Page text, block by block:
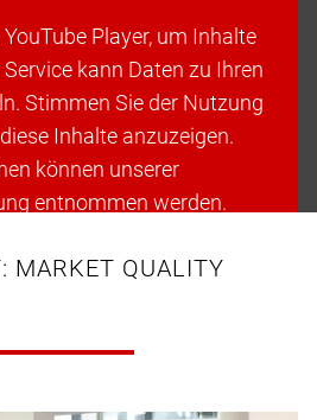
Player, um Inhalte
kann Daten zu Ihren
Stimmen Sie der Nutzung
Inhalte anzuzeigen.
können unserer
entnommen werden.
& fortfahren
MARKET QUALITY